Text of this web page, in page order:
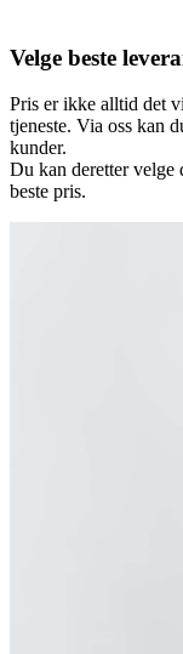
Velge beste
Pris er ikke alltid det
tjeneste. Via oss kan
kunder.
Du kan deretter velge
beste pris.